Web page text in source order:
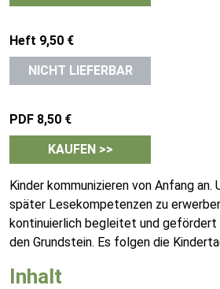
Heft 9,50 €
NICHT LIEFERBAR
PDF 8,50 €
KAUFEN >>
Kinder kommunizieren von Anfang an.
später Lesekompetenzen zu
kontinuierlich begleitet und gefördert
den Grundstein. Es folgen die
Inhalt